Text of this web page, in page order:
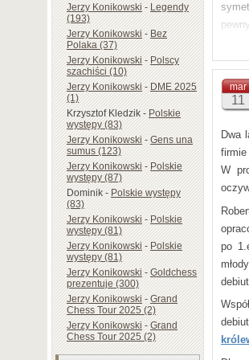
Jerzy Konikowski-Legendy
(193)
Jerzy Konikowski-Bez
Polaka (37)
Jerzy Konikowski-Polscy
szachiści (10)
Jerzy Konikowski-DME 2025
(1)
Krzysztof Kledzik-Polskie
występy (83)
Jerzy Konikowski-Gens una
sumus (123)
Jerzy Konikowski-Polskie
występy (87)
Dominik-Polskie występy
(83)
Jerzy Konikowski-Polskie
występy (81)
Jerzy Konikowski-Polskie
występy (81)
Jerzy Konikowski-Goldchess
prezentuje (300)
Jerzy Konikowski-Grand
Chess Tour 2025 (2)
Jerzy Konikowski-Grand
Chess Tour 2025 (2)
Tak,
Do
mar
11
Dwa
W
po